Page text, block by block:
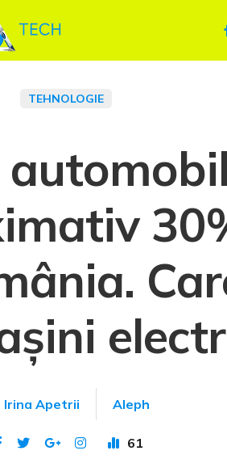
TEHNOLOGIE
Irina Apetrii Aleph
61